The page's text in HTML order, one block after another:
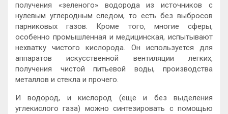
получения «зеленого» водорода из источников с
нулевым углеродным следом, то есть без выбросов
парниковых газов. Кроме того, многие сферы,
особенно промышленная и медицинская, испытывают
нехватку чистого кислорода. Он используется для
аппаратов искусственной вентиляции легких,
получения чистой питьевой воды, производства
металлов и стекла и прочего.
И водород, и кислород (еще и без выделения
углекислого газа) можно синтезировать с помощью